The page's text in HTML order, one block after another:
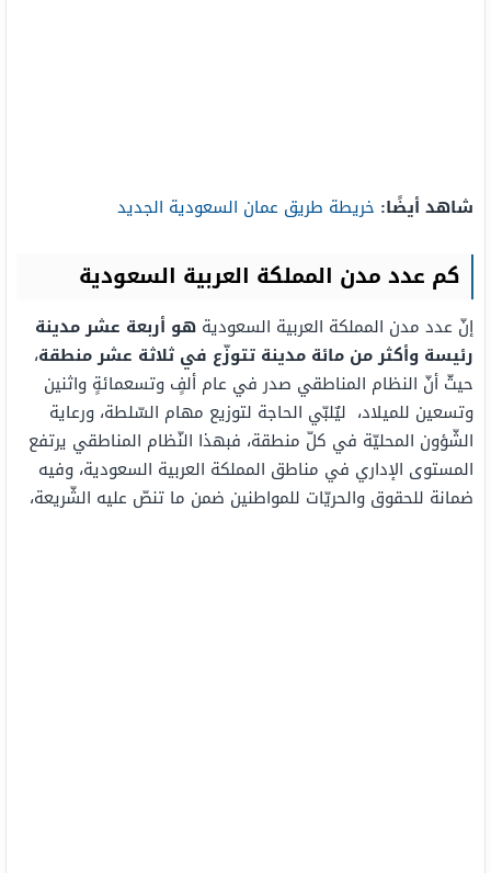
شاهد أيضًا: خريطة طريق عمان السعودية الجديد
كم عدد مدن المملكة العربية السعودية
إنّ عدد مدن المملكة العربية السعودية هو أربعة عشر مدينة
رئيسة وأكثر من مائة مدينة تتوزّع في ثلاثة عشر منطقة،
حيثّ أنّ النظام المناطقي صدر في عام ألفٍ وتسعمائةٍ واثنين
وتسعين للميلاد، ليٌلبّي الحاجة لتوزيع مهام السّلطة، ورعاية
الشّؤون المحليّة في كلّ منطقة، فبهذا النّظام المناطقي يرتفع
المستوى الإداري في مناطق المملكة العربية السعودية، وفيه
ضمانة للحقوق والحريّات للمواطنين ضمن ما تنصّ عليه الشّريعة،